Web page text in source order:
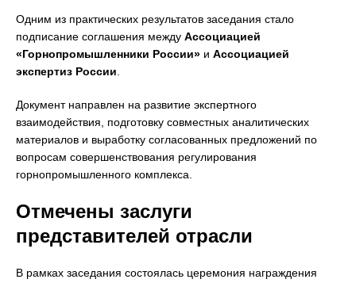
Одним из практических результатов заседания стало
подписание соглашения между Ассоциацией
«Горнопромышленники России» и Ассоциацией
экспертиз России
Документ направлен на развитие экспертного
взаимодействия, подготовку совместных аналитических
материалов и выработку согласованных предложений по
вопросам совершенствования регулирования
горнопромышленного комплекса.
Отмечены заслуги
представителей отрасли
В рамках заседания состоялась церемония награждения